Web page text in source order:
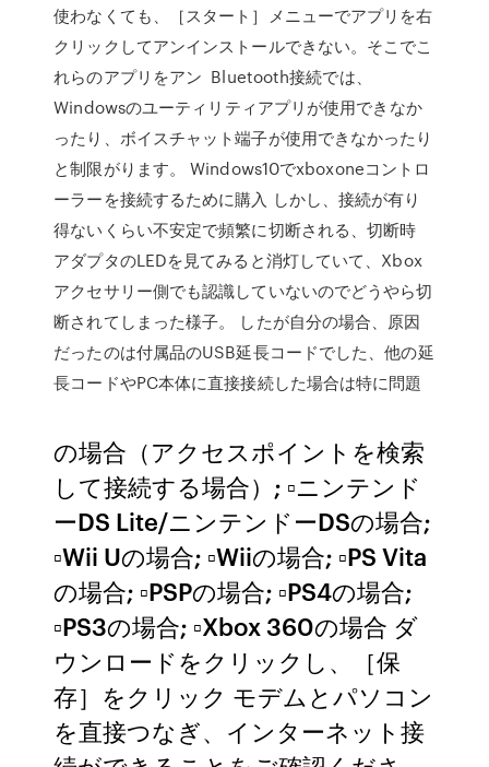
使わなくても、［スタート］メニューでアプリを右
クリックしてアンインストールできない。そこでこ
れらのアプリをアン Bluetooth接続では、
Windowsのユーティリティアプリが使用できなか
ったり、ボイスチャット端子が使用できなかったり
と制限がります。 Windows10でxboxoneコントロ
ーラーを接続するために購入 しかし、接続が有り
得ないくらい不安定で頻繁に切断される、切断時
アダプタのLEDを見てみると消灯していて、Xbox
アクセサリー側でも認識していないのでどうやら切
断されてしまった様子。 したが自分の場合、原因
だったのは付属品のUSB延長コードでした、他の延
長コードやPC本体に直接接続した場合は特に問題
の場合（アクセスポイントを検索
して接続する場合）; ▫ニンテンド
ーDS Lite/ニンテンドーDSの場合;
▫Wii Uの場合; ▫Wiiの場合; ▫PS Vita
の場合; ▫PSPの場合; ▫PS4の場合;
▫PS3の場合; ▫Xbox 360の場合 ダ
ウンロードをクリックし、［保
存］をクリック モデムとパソコン
を直接つなぎ、インターネット接